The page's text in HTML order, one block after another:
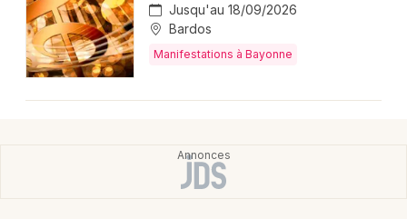
Jusqu'au 18/09/2026
Bardos
Manifestations à Bayonne